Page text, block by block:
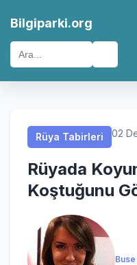
Bilgiparki.org
Rüya Tabirleri 02
Rüyada
Koştuğunu
Rüya Tabirleri
Rüya Tabirleri
Rüya Tabirleri
Rüya Tabirleri